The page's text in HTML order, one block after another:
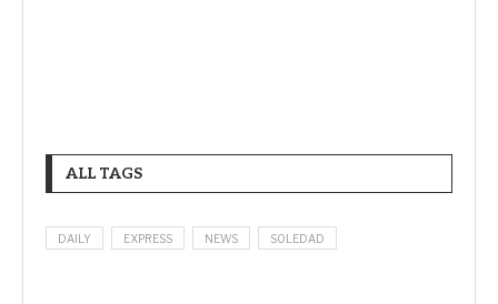
ALL TAGS
DAILY EXPRESS NEWS SOLEDAD